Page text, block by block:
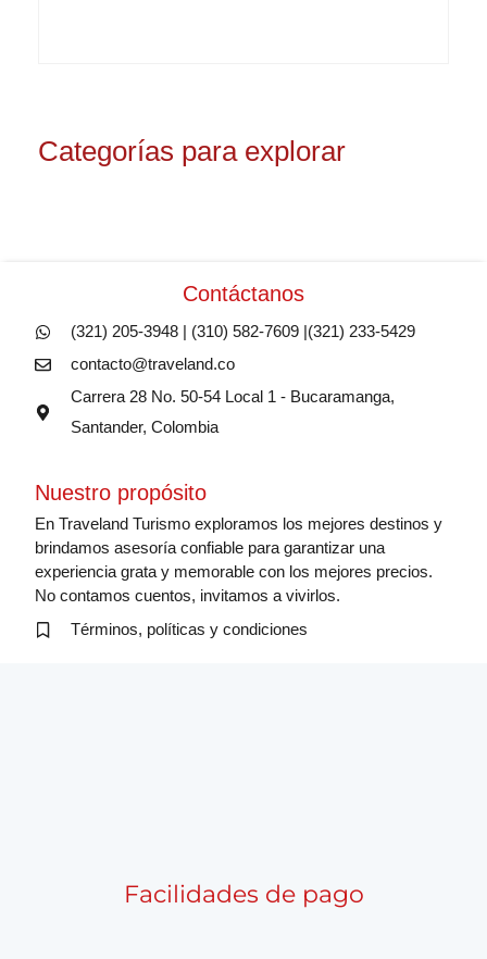
Categorías para explorar
Contáctanos
(321) 205-3948 | (310) 582-7609 |(321) 233-5429
contacto@traveland.co
Carrera 28 No. 50-54 Local 1 - Bucaramanga,
Santander, Colombia
Nuestro propósito
En Traveland Turismo exploramos los mejores destinos y
brindamos asesoría confiable para garantizar una
experiencia grata y memorable con los mejores precios.
No contamos cuentos, invitamos a vivirlos.
Términos, políticas y condiciones
Facilidades de pago